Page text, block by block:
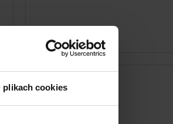
plikach cookies